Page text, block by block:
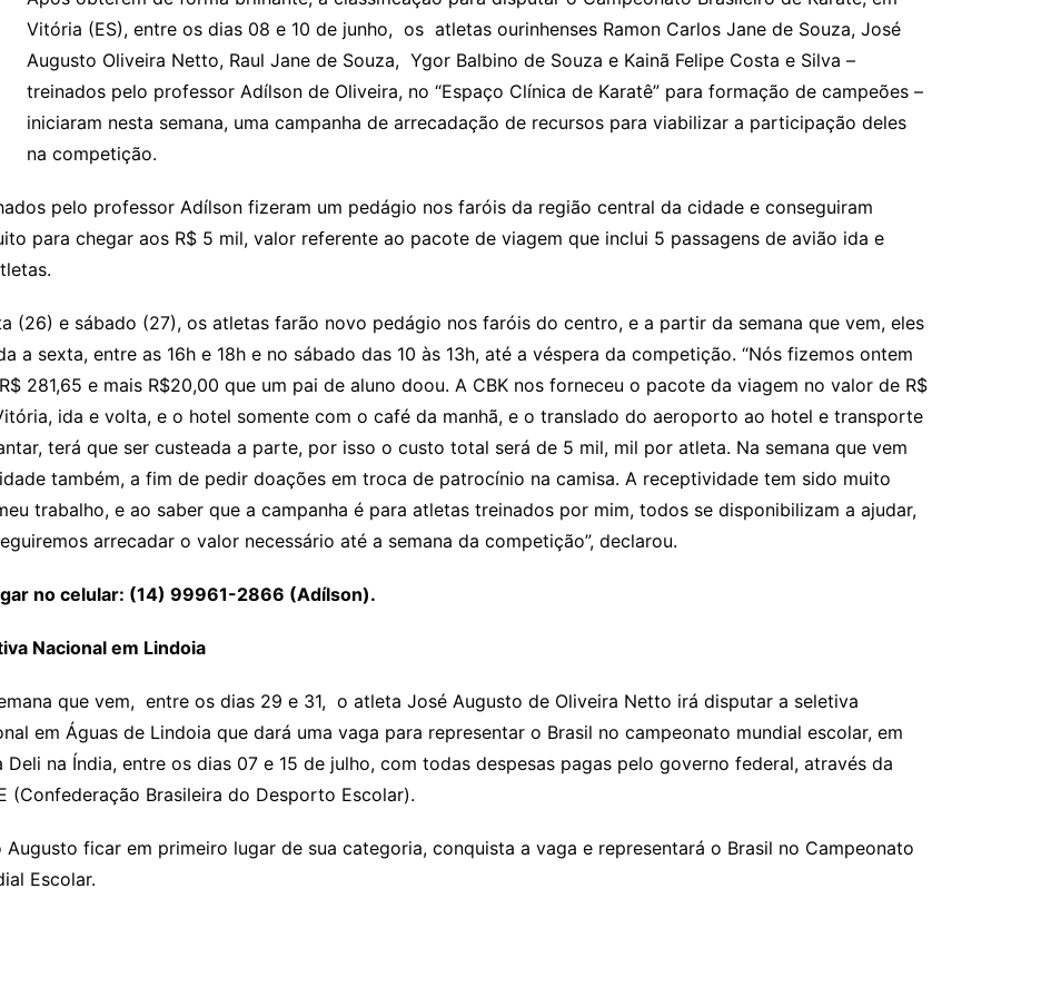
Vitória (ES), entre os dias 08 e 10 de junho, os atletas ourinhenses Ramon Carlos Jane de Souza, José
Augusto Oliveira Netto, Raul Jane de Souza, Ygor Balbino de Souza e Kainã Felipe Costa e Silva –
treinados pelo professor Adílson de Oliveira, no “Espaço Clínica de Karatê” para formação de campeões –
iniciaram nesta semana, uma campanha de arrecadação de recursos para viabilizar a participação deles
na competição.
pelo professor Adílson fizeram um pedágio nos faróis da região central da cidade e conseguiram
para chegar aos R$ 5 mil, valor referente ao pacote de viagem que inclui 5 passagens de avião ida e
(26) e sábado (27), os atletas farão novo pedágio nos faróis do centro, e a partir da semana que vem, eles
a sexta, entre as 16h e 18h e no sábado das 10 às 13h, até a véspera da competição. “Nós fizemos ontem
281,65 e mais R$20,00 que um pai de aluno doou. A CBK nos forneceu o pacote da viagem no valor de R$
ida e volta, e o hotel somente com o café da manhã, e o translado do aeroporto ao hotel e transporte
terá que ser custeada a parte, por isso o custo total será de 5 mil, mil por atleta. Na semana que vem
também, a fim de pedir doações em troca de patrocínio na camisa. A receptividade tem sido muito
trabalho, e ao saber que a campanha é para atletas treinados por mim, todos se disponibilizam a ajudar,
arrecadar o valor necessário até a semana da competição”, declarou.
no celular: (14) 99961-2866 (Adílson).
Nacional em Lindoia
que vem, entre os dias 29 e 31, o atleta José Augusto de Oliveira Netto irá disputar a seletiva
em Águas de Lindoia que dará uma vaga para representar o Brasil no campeonato mundial escolar, em
Deli na Índia, entre os dias 07 e 15 de julho, com todas despesas pagas pelo governo federal, através da
(Confederação Brasileira do Desporto Escolar).
Augusto ficar em primeiro lugar de sua categoria, conquista a vaga e representará o Brasil no Campeonato
Escolar.